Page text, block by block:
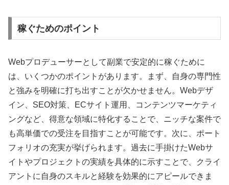
稼ぐためのポイント
Webプロデューサーとして副業で安定的に稼ぐために
は、いくつかのポイントがあります。まず、自身の専門性
と強みを明確に打ち出すことが欠かせません。Webデザ
イン、SEO対策、ECサイト運用、コンテンツマーケティ
ングなど、得意な領域に特化することで、ニッチな案件で
も高単価での受注を目指すことが可能です。次に、ポート
フォリオの充実が挙げられます。過去に手掛けたWebサ
イトやプロジェクトの実績を具体的に示すことで、クライ
アントに自身のスキルと経験を効果的にアピールできま